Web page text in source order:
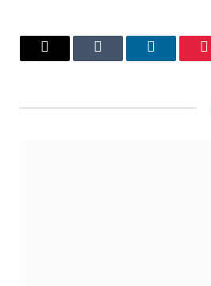
بينتيريستلينكدإن Tumblr
البريد